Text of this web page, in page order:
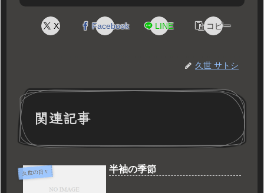
X Facebook LINE コピー
久世 サトシ
関連記事
久世の日々 半袖の季節